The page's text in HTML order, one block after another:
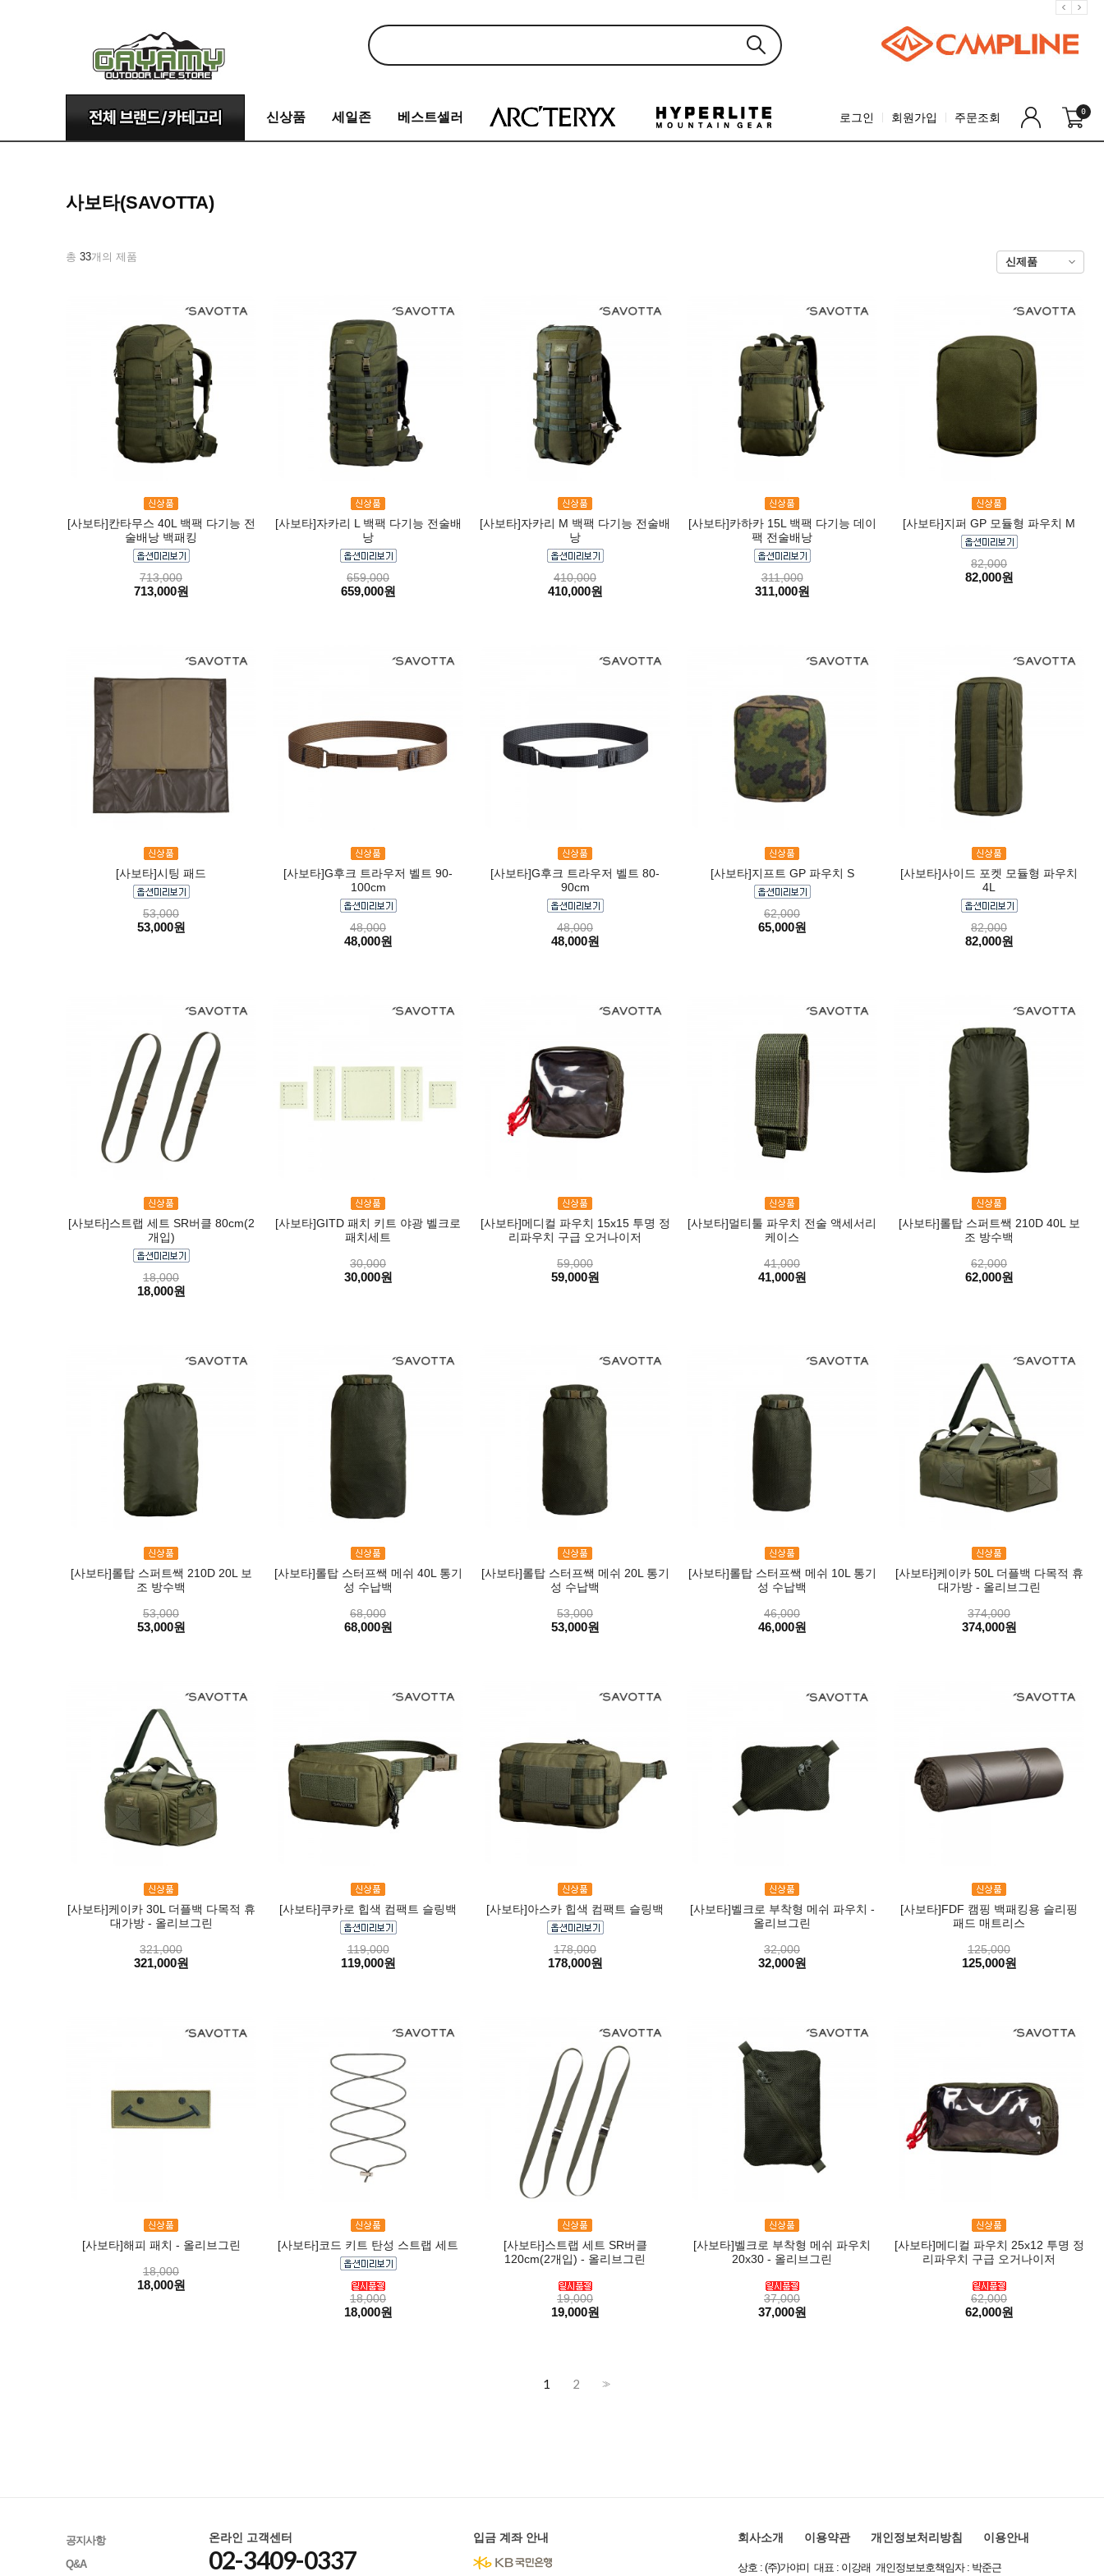
신상품 세일존 베스트셀러 로그인 회원가입 주문조회 0
사보타(SAVOTTA)
총 33개의 제품
[사보타]칸타무스 40L 백팩 다기능 전
술배낭 백패킹
713,000
713,000원
[사보타]자카리 L 백팩 다기능 전술배
낭
659,000
659,000원
[사보타]자카리 M 백팩 다기능 전술배
낭
410,000
410,000원
[사보타]카하카 15L 백팩 다기능 데이
팩 전술배낭
311,000
311,000원
[사보타]지퍼 GP 모듈형 파우치 M
82,000
82,000원
[사보타]시팅 패드
53,000
53,000원
[사보타]G후크 트라우저 벨트 90-
100cm
48,000
48,000원
[사보타]G후크 트라우저 벨트 80-
90cm
48,000
48,000원
[사보타]지프트 GP 파우치 S
62,000
65,000원
[사보타]사이드 포켓 모듈형 파우치
4L
82,000
82,000원
[사보타]스트랩 세트 SR버클 80cm(2
개입)
18,000
18,000원
[사보타]GITD 패치 키트 야광 벨크로
패치세트
30,000
30,000원
[사보타]메디컬 파우치 15x15 투명 정
리파우치 구급 오거나이저
59,000
59,000원
[사보타]멀티툴 파우치 전술 액세서리
케이스
41,000
41,000원
[사보타]롤탑 스퍼트쌕 210D 40L 보
조 방수백
62,000
62,000원
[사보타]롤탑 스퍼트쌕 210D 20L 보
조 방수백
53,000
53,000원
[사보타]롤탑 스터프쌕 메쉬 40L 통기
성 수납백
68,000
68,000원
[사보타]롤탑 스터프쌕 메쉬 20L 통기
성 수납백
53,000
53,000원
[사보타]롤탑 스터프쌕 메쉬 10L 통기
성 수납백
46,000
46,000원
[사보타]케이카 50L 더플백 다목적 휴
대가방 - 올리브그린
374,000
374,000원
[사보타]케이카 30L 더플백 다목적 휴
대가방 - 올리브그린
321,000
321,000원
[사보타]쿠카로 힙색 컴팩트 슬링백
119,000
119,000원
[사보타]아스카 힙색 컴팩트 슬링백
178,000
178,000원
[사보타]벨크로 부착형 메쉬 파우치 -
올리브그린
32,000
32,000원
[사보타]FDF 캠핑 백패킹용 슬리핑
패드 매트리스
125,000
125,000원
[사보타]해피 패치 - 올리브그린
18,000
18,000원
[사보타]코드 키트 탄성 스트랩 세트
18,000
18,000원
[사보타]스트랩 세트 SR버클
120cm(2개입) - 올리브그린
19,000
19,000원
[사보타]벨크로 부착형 메쉬 파우치
20x30 - 올리브그린
37,000
37,000원
[사보타]메디컬 파우치 25x12 투명 정
리파우치 구급 오거나이저
62,000
62,000원
1 2 >>
공지사항
Q&A
온라인 고객센터
02-3409-0337
입금 계좌 안내 회사소개 이용약관 개인정보처리방침 이용안내
상호 : (주)가야미 대표 : 이강래 개인정보보호책임자 : 박준근